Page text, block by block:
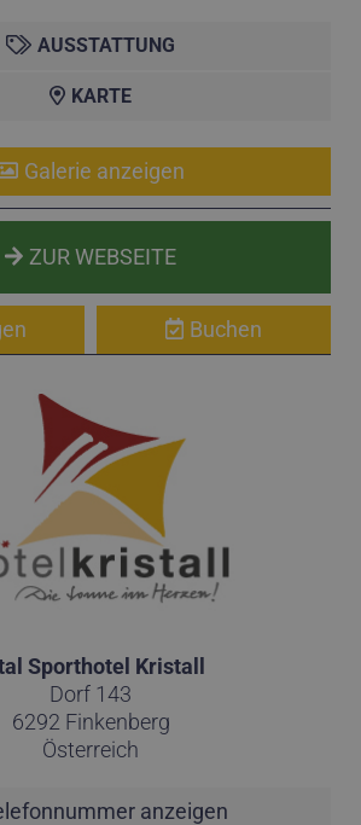
AUSSTATTUNG
KARTE
Galerie anzeigen
ZUR WEBSEITE
Buchen
Sporthotel Kristall
Dorf 143
6292 Finkenberg
Österreich
anzeigen